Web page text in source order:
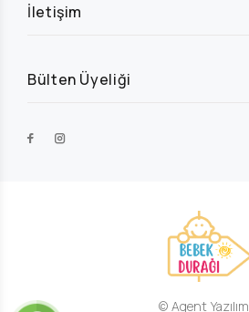
İletişim
Bülten Üyeliği
© Agent Yazılım